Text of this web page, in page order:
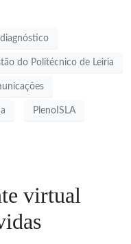
diagnóstico
do Politécnico de Leiria
PlenoISLA
virtual